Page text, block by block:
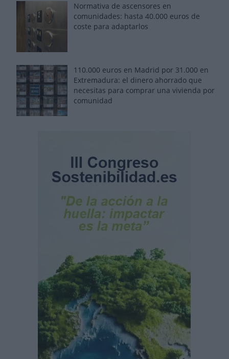
Normativa de ascensores en
comunidades: hasta 40.000 euros de
coste para adaptarlos
110.000 euros en Madrid por 31.000 en
Extremadura: el dinero ahorrado que
necesitas para comprar una vivienda por
comunidad